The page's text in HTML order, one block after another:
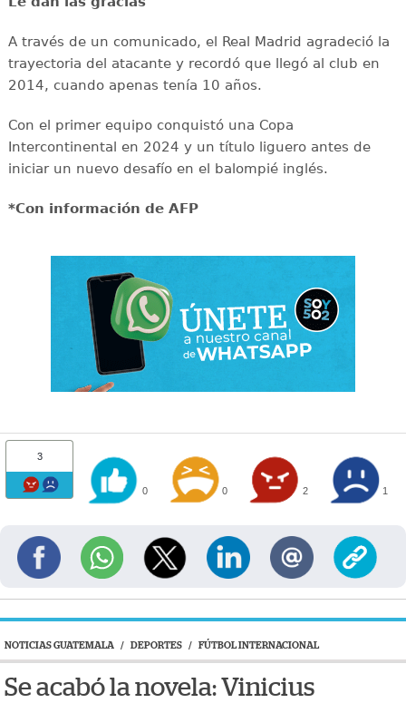
A través de un comunicado, el Real Madrid agradeció la
trayectoria del atacante y recordó que llegó al club en
2014, cuando apenas tenía 10 años.
Con el primer equipo conquistó una Copa
Intercontinental en 2024 y un título liguero antes de
iniciar un nuevo desafío en el balompié inglés.
*Con información de AFP
3
0 0 2 1
NOTICIAS GUATEMALA / DEPORTES / FÚTBOL INTERNACIONAL
Se acabó la novela: Vinicius